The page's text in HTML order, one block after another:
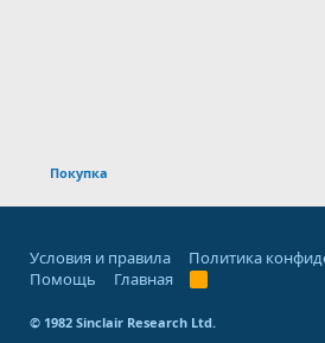
Покупка
Условия и правила
Политика
Помощь
Главная
R
© 1982 Sinclair Research Ltd.